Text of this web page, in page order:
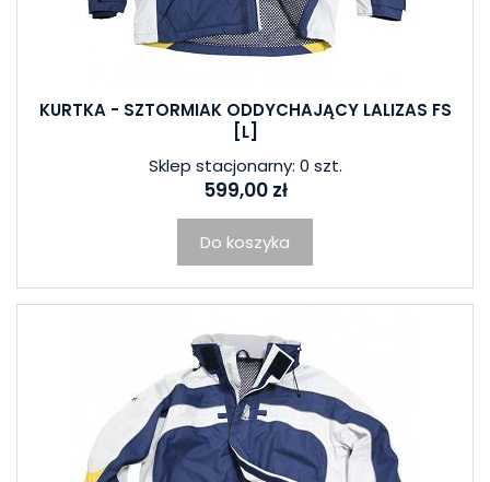
KURTKA - SZTORMIAK ODDYCHAJĄCY LALIZAS FS
[L]
Sklep stacjonarny: 0 szt.
599,00 zł
Do koszyka